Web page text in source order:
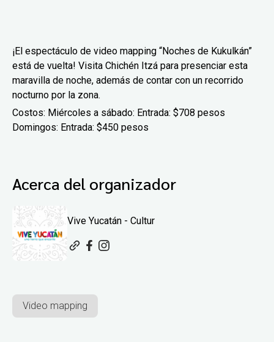
¡El espectáculo de video mapping “Noches de Kukulkán”
está de vuelta! Visita Chichén Itzá para presenciar esta
maravilla de noche, además de contar con un recorrido
nocturno por la zona.
Costos: Miércoles a sábado: Entrada: $708 pesos
Domingos: Entrada: $450 pesos
Acerca del organizador
Vive Yucatán - Cultur
Video mapping